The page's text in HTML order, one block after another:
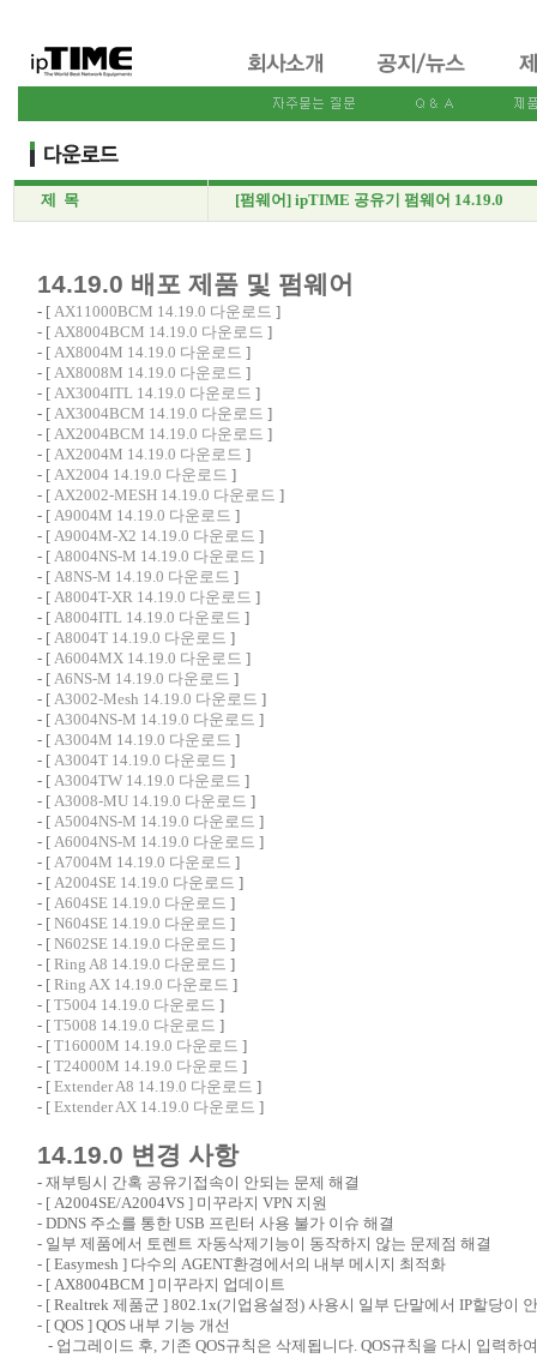
제 목 [펌웨어] ipTIME 공유기 펌웨어 14.19.0
14.19.0 배포 제품 및 펌웨어
- [ AX11000BCM 14.19.0 다운로드 ]
- [ AX8004BCM 14.19.0 다운로드 ]
- [ AX8004M 14.19.0 다운로드 ]
- [ AX8008M 14.19.0 다운로드 ]
- [ AX3004ITL 14.19.0 다운로드 ]
- [ AX3004BCM 14.19.0 다운로드 ]
- [ AX2004BCM 14.19.0 다운로드 ]
- [ AX2004M 14.19.0 다운로드 ]
- [ AX2004 14.19.0 다운로드 ]
- [ AX2002-MESH 14.19.0 다운로드 ]
- [ A9004M 14.19.0 다운로드 ]
- [ A9004M-X2 14.19.0 다운로드 ]
- [ A8004NS-M 14.19.0 다운로드 ]
- [ A8NS-M 14.19.0 다운로드 ]
- [ A8004T-XR 14.19.0 다운로드 ]
- [ A8004ITL 14.19.0 다운로드 ]
- [ A8004T 14.19.0 다운로드 ]
- [ A6004MX 14.19.0 다운로드 ]
- [ A6NS-M 14.19.0 다운로드 ]
- [ A3002-Mesh 14.19.0 다운로드 ]
- [ A3004NS-M 14.19.0 다운로드 ]
- [ A3004M 14.19.0 다운로드 ]
- [ A3004T 14.19.0 다운로드 ]
- [ A3004TW 14.19.0 다운로드 ]
- [ A3008-MU 14.19.0 다운로드 ]
- [ A5004NS-M 14.19.0 다운로드 ]
- [ A6004NS-M 14.19.0 다운로드 ]
- [ A7004M 14.19.0 다운로드 ]
- [ A2004SE 14.19.0 다운로드 ]
- [ A604SE 14.19.0 다운로드 ]
- [ N604SE 14.19.0 다운로드 ]
- [ N602SE 14.19.0 다운로드 ]
- [ Ring A8 14.19.0 다운로드 ]
- [ Ring AX 14.19.0 다운로드 ]
- [ T5004 14.19.0 다운로드 ]
- [ T5008 14.19.0 다운로드 ]
- [ T16000M 14.19.0 다운로드 ]
- [ T24000M 14.19.0 다운로드 ]
- [ Extender A8 14.19.0 다운로드 ]
- [ Extender AX 14.19.0 다운로드 ]
14.19.0 변경 사항
- 재부팅시 간혹 공유기접속이 안되는 문제 해결
- [ A2004SE/A2004VS ] 미꾸라지 VPN 지원
- DDNS 주소를 통한 USB 프린터 사용 불가 이슈 해결
- 일부 제품에서 토렌트 자동삭제기능이 동작하지 않는 문제점 해결
- [ Easymesh ] 다수의 AGENT환경에서의 내부 메시지 최적화
- [ AX8004BCM ] 미꾸라지 업데이트
- [ Realtrek 제품군 ] 802.1x(기업용설정) 사용시 일부 단말에서 IP할당이
- [ QOS ] QOS 내부 기능 개선
- 업그레이드 후, 기존 QOS규칙은 삭제됩니다. QOS규칙을 다시 입력하